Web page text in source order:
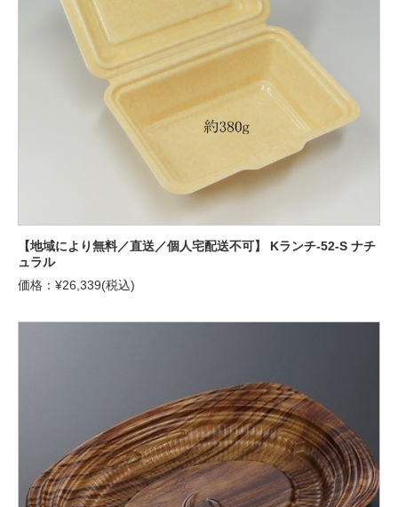
【地域により無料／直送／個人宅配送不可】 Kランチ-52-S ナチ
ュラル
価格：¥26,339(税込)